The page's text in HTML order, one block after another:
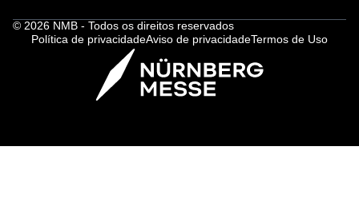
© 2026 NMB - Todos os direitos reservados
Política de privacidadeAviso de privacidadeTermos de Uso